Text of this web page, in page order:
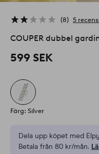
8 5
COUPER dubbel
599 SEK
Färg: Silver
Dela upp köpet med
Betala från 80 kr/mån.